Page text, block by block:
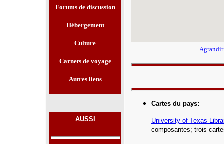
Forums de discussion
Hébergement
Culture
Carnets de voyage
Autres liens
AUSSI
Cartes du pays:
University of Texas
composantes; trois